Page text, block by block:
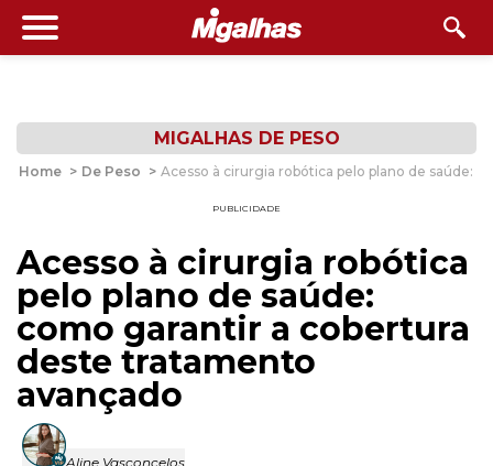
MIGALHAS DE PESO
Home > De Peso > Acesso à cirurgia robótica pelo plano de saúde:
PUBLICIDADE
Acesso à cirurgia robótica
pelo plano de saúde:
como garantir a cobertura
deste tratamento
avançado
Aline Vasconcelos